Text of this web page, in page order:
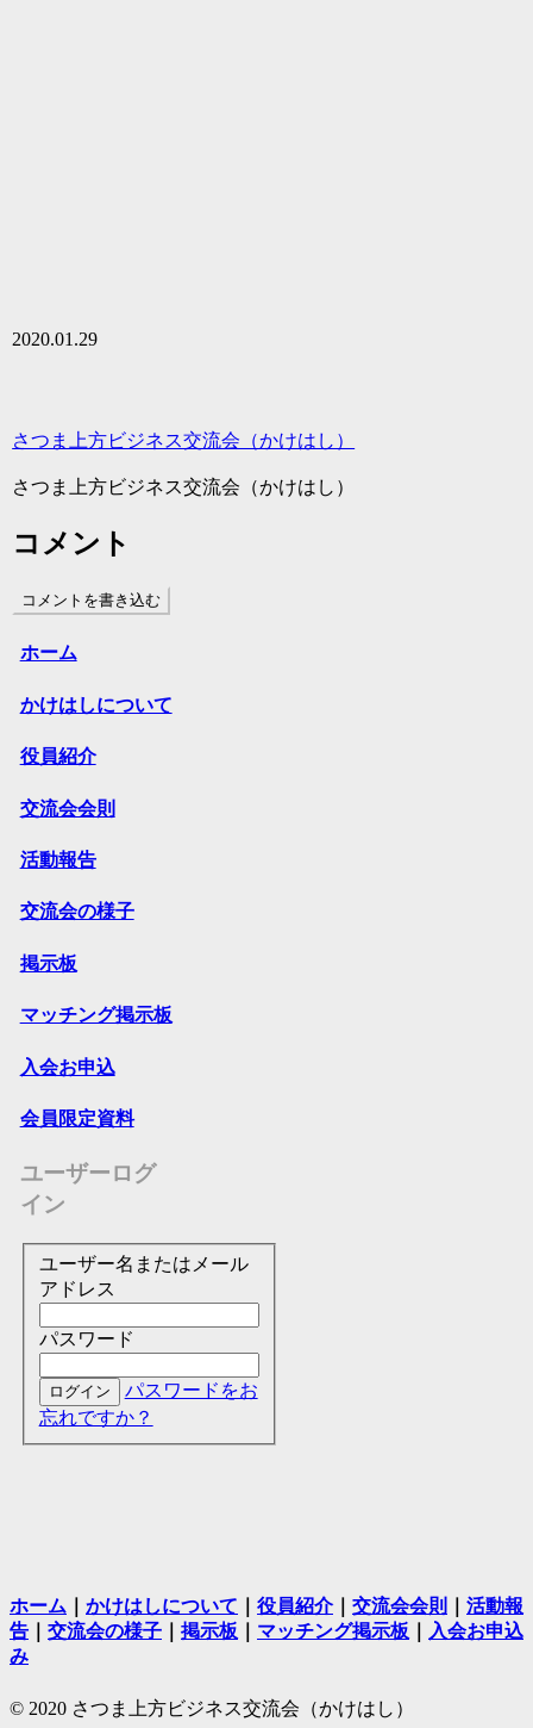
2020.01.29
さつま上方ビジネス交流会（かけはし）
さつま上方ビジネス交流会（かけはし）
コメント
コメントを書き込む
ホーム
かけはしについて
役員紹介
交流会会則
活動報告
交流会の様子
掲示板
マッチング掲示板
入会お申込
会員限定資料
ユーザーログ
イン
ユーザー名またはメール
アドレス
パスワード
パスワードをお
忘れですか？
ホーム かけはしについて 役員紹介｜ 交流会会則
活動報
告
交流会の様子 掲示板 マッチング掲示板
入会お申込
み
© 2020 さつま上方ビジネス交流会（かけはし）